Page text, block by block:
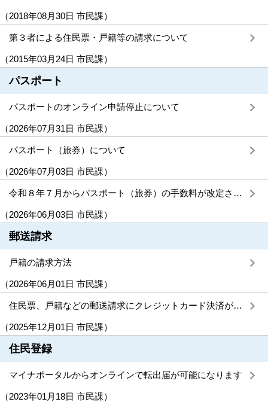
（2018年08月30日 市民課）
第３者による住民票・戸籍等の請求について
（2015年03月24日 市民課）
パスポート
パスポートのオンライン申請停止について
（2026年07月31日 市民課）
パスポート（旅券）について
（2026年07月03日 市民課）
令和８年７月からパスポート（旅券）の手数料が改定されます
（2026年06月03日 市民課）
郵送請求
戸籍の請求方法
（2026年06月01日 市民課）
住民票、戸籍などの郵送請求にクレジットカード決済が利用できます
（2025年12月01日 市民課）
住民登録
マイナポータルからオンラインで転出届が可能になります
（2023年01月18日 市民課）